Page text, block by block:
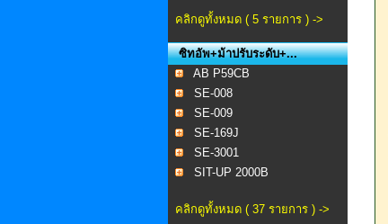
คลิกดูทั้งหมด ( 5 รายการ ) ->
ซิทอัพ+ม้าปรับระดับ+...
AB P59CB
SE-008 ​
SE-009
SE-169J
SE-3001
SIT-UP 2000B
คลิกดูทั้งหมด ( 37 รายการ ) ->